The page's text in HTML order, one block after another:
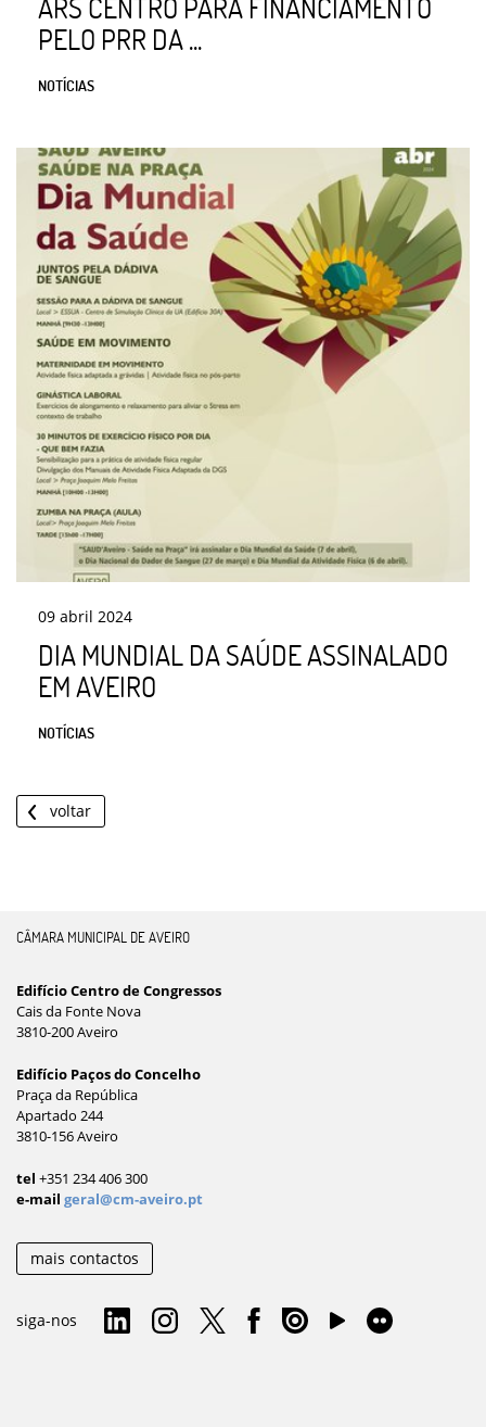
ARS CENTRO PARA FINANCIAMENTO
PELO PRR DA ...
NOTÍCIAS
09 abril 2024
DIA MUNDIAL DA SAÚDE ASSINALADO
EM AVEIRO
NOTÍCIAS
voltar
CÂMARA MUNICIPAL DE AVEIRO
Edifício Centro de Congressos
Cais da Fonte Nova
3810-200 Aveiro
Edifício Paços do Concelho
Praça da República
Apartado 244
3810-156 Aveiro
tel +351 234 406 300
e-mail geral@cm-aveiro.pt
mais contactos
siga-nos